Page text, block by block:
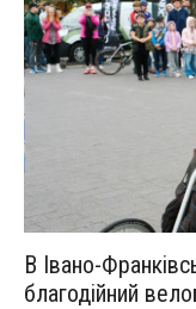
В Івано-
благодійний